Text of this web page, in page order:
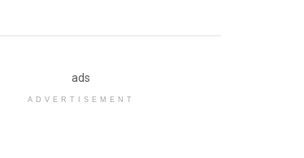
ads
ADVERTISEMENT